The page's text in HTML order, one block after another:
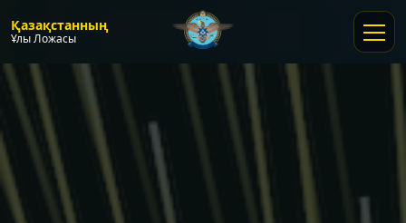
Қазақстанның
Ұлы Ложасы